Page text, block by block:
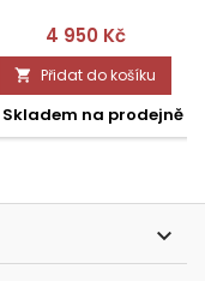
Cena
4 950 Kč
 Přidat do košíku
Skladem na prodejně
